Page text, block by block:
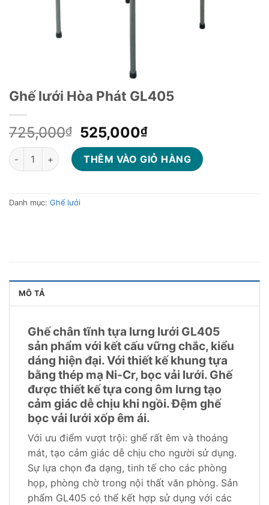
Ghế lưới Hòa Phát GL405
725,000₫
Giá
gốc
là:
725,000₫.
525,000₫Giá
hiện
tại
là:
525,000₫.
Ghế lưới Hòa Phát GL405 số lượng
THÊM VÀO GIỎ HÀNG
Danh mục: Ghế lưới
MÔ TẢ
Ghế chân tĩnh tựa lưng lưới GL405
sản phẩm với kết cấu vững chắc, kiểu
dáng hiện đại. Với thiết kế khung tựa
bằng thép mạ Ni-Cr, bọc vải lưới. Ghế
được thiết kế tựa cong ôm lưng tạo
cảm giác dễ chịu khi ngồi. Đệm ghế
bọc vải lưới xốp êm ái.
Với ưu điểm vượt trội: ghế rất êm và thoáng
mát, tạo cảm giác dễ chịu cho người sử dụng.
Sự lựa chọn đa dạng, tinh tế cho các phòng
họp, phòng chờ trong nội thất văn phòng. Sản
phẩm GL405 có thể kết hợp sử dụng với các